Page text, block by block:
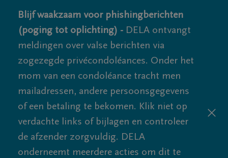
Blijf waakzaam voor phishingberichten
(poging tot oplichting) - DELA ontvangt
meldingen over valse berichten via
zogezegde privécondoléances. Onder het
mom van een condoléance tracht men
mailadressen, andere persoonsgegevens
of een betaling te bekomen. Klik niet op
verdachte links of bijlagen en controleer
de afzender zorgvuldig. DELA
onderneemt meerdere acties om dit te